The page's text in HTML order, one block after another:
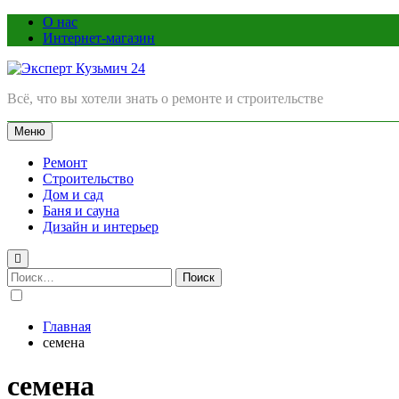
ПерейтиО нас
Интернет-магазин
Эксперт Кузьмич 24
Всё, что вы хотели знать о ремонте и строительстве
Меню
Ремонт
Строительство
Дом и сад
Баня и сауна
Дизайн и интерьер
Найти:
Главная
семена
семена